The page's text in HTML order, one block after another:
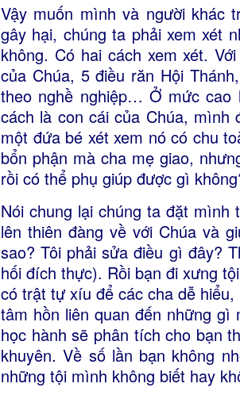
Vậy muốn mình và người khác
gây hại, chúng ta phải xem xét
không. Có hai cách xem xét.
của Chúa, 5 điều răn Hội
theo nghề nghiệp… Ở mức cao
cách là con cái của Chúa,
một đứa bé xét xem nó có chu
bổn phận mà cha mẹ giao,
rồi có thể phụ giúp được gì
Nói chung lại chúng ta đặt
lên thiên đàng về với Chúa và
sao? Tôi phải sửa điều gì đây?
hối đích thực). Rồi bạn đi xưng
có trật tự xíu để các cha dễ
tâm hồn liên quan đến những
học hành sẽ phân tích cho bạn
khuyên. Về số lần bạn không
những tội mình không biết hay